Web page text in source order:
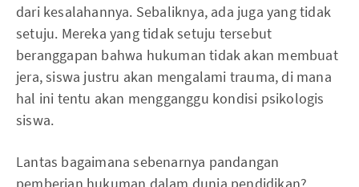
dari kesalahannya. Sebaliknya, ada juga yang tidak
setuju. Mereka yang tidak setuju tersebut
beranggapan bahwa hukuman tidak akan membuat
jera, siswa justru akan mengalami trauma, di mana
hal ini tentu akan mengganggu kondisi psikologis
siswa.
Lantas bagaimana sebenarnya pandangan